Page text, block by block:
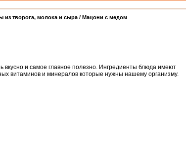
из творога, молока и сыра / Мацони с медом
вкусно и самое главное полезно. Ингредиенты блюда имеют
витаминов и минералов которые нужны нашему организму.